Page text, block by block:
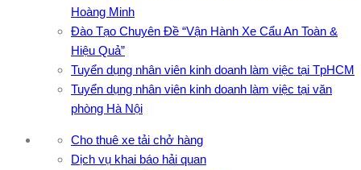
Hoàng Minh
Đào Tạo Chuyên Đề “Vận Hành Xe Cẩu An Toàn &
Hiệu Quả”
Tuyển dụng nhân viên kinh doanh làm việc tại TpHCM
Tuyển dụng nhân viên kinh doanh làm việc tại văn
phòng Hà Nội
Cho thuê xe tải chở hàng
Dịch vụ khai báo hải quan